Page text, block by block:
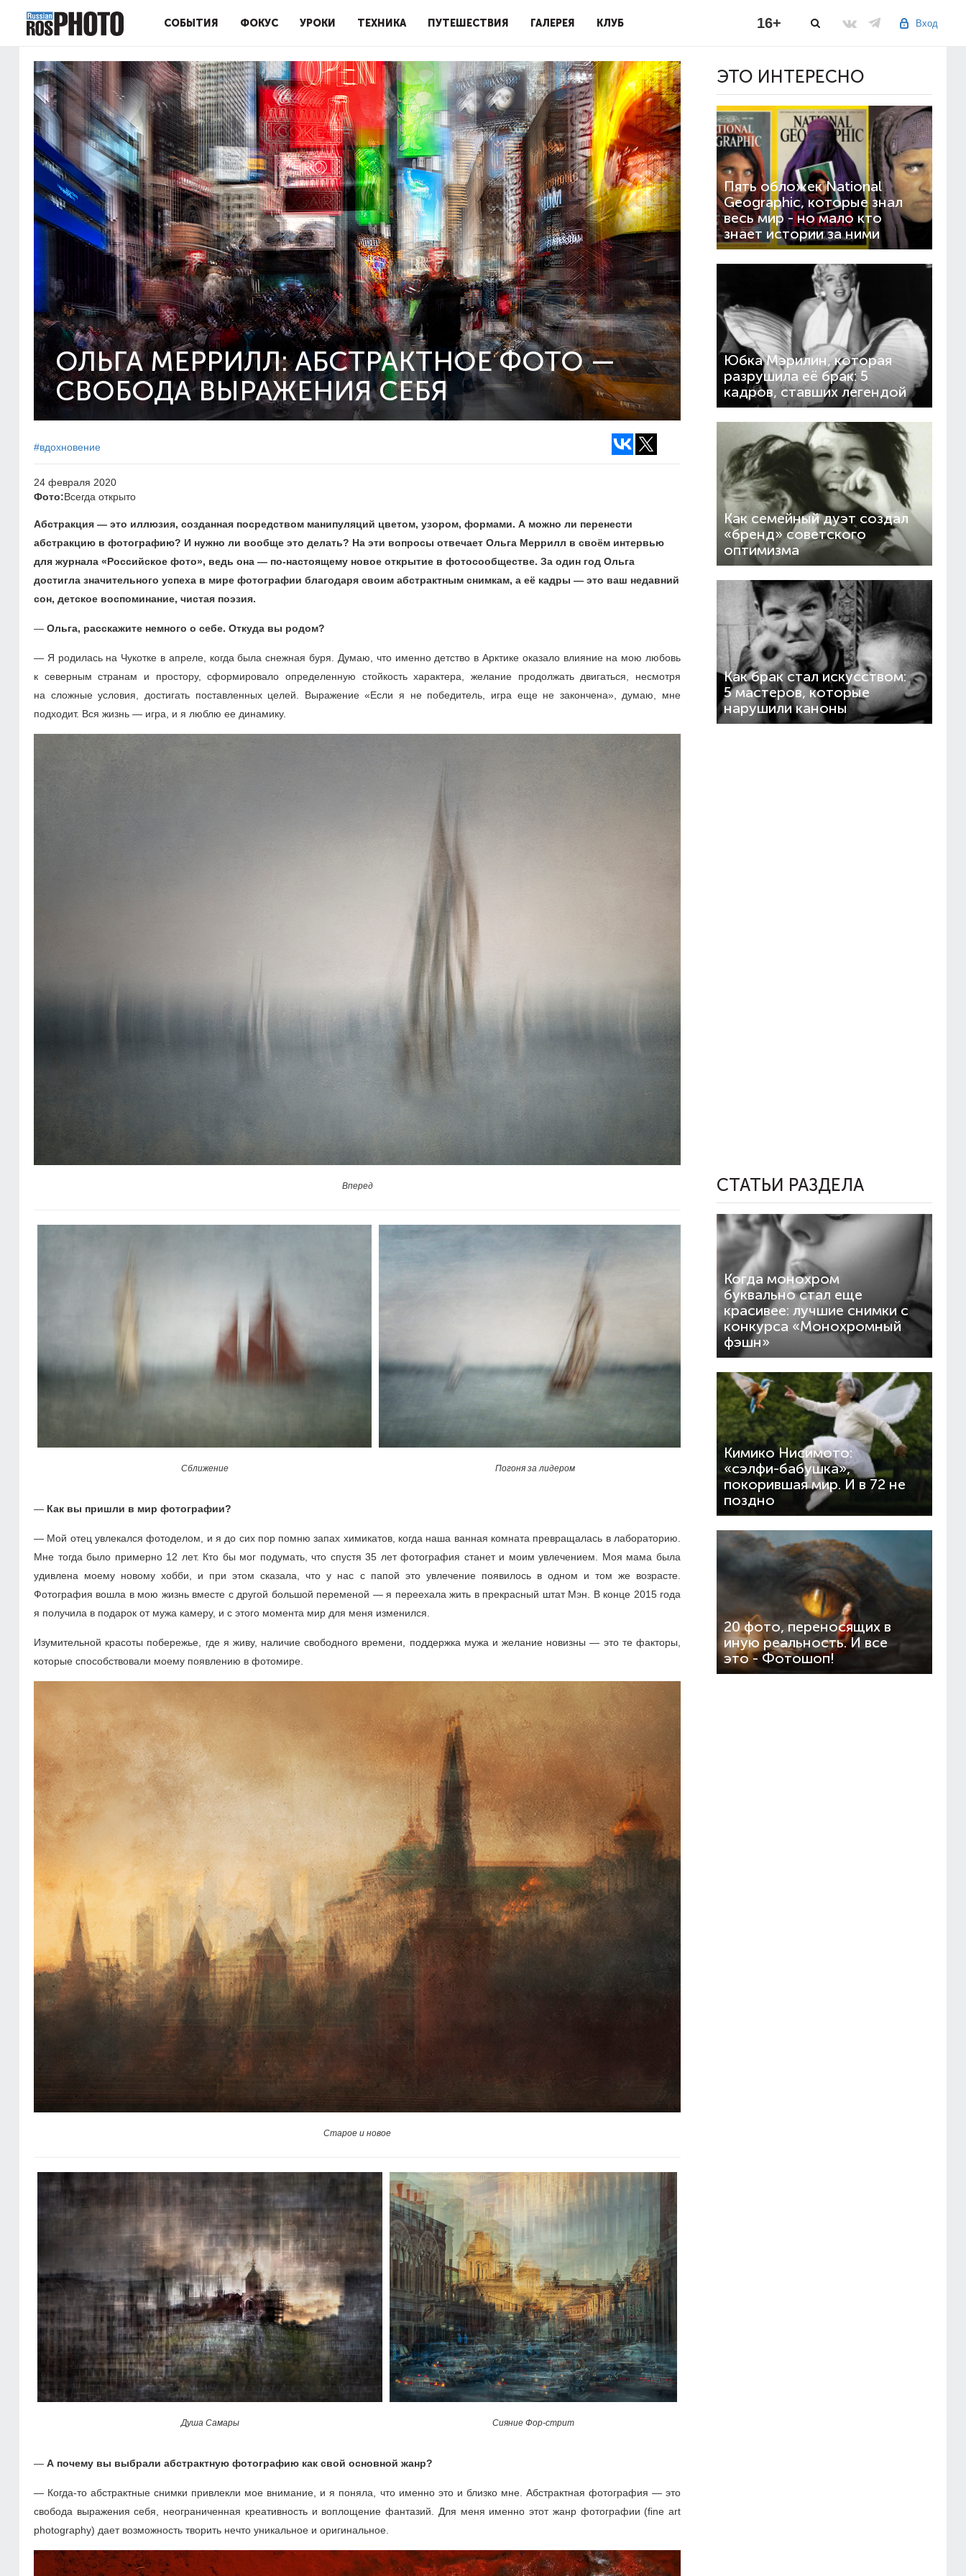
СОБЫТИЯ ФОКУС УРОКИ ТЕХНИКА ПУТЕШЕСТВИЯ ГАЛЕРЕЯ КЛУБ Вход
16+
ОЛЬГА МЕРРИЛЛ: АБСТРАКТНОЕ ФОТО —
СВОБОДА ВЫРАЖЕНИЯ СЕБЯ
#вдохновение
24 февраля 2020
Фото:Всегда открыто
Абстракция — это иллюзия, созданная посредством манипуляций цветом, узором, формами. А можно ли перенести
абстракцию в фотографию? И нужно ли вообще это делать? На эти вопросы отвечает Ольга Меррилл в своём интервью
для журнала «Российское фото», ведь она — по-настоящему новое открытие в фотосообществе. За один год Ольга
достигла значительного успеха в мире фотографии благодаря своим абстрактным снимкам, а её кадры — это ваш недавний
сон, детское воспоминание, чистая поэзия.
— Ольга, расскажите немного о себе. Откуда вы родом?
— Я родилась на Чукотке в апреле, когда была снежная буря. Думаю, что именно детство в Арктике оказало влияние на мою любовь
к северным странам и простору, сформировало определенную стойкость характера, желание продолжать двигаться, несмотря
на сложные условия, достигать поставленных целей. Выражение «Если я не победитель, игра еще не закончена», думаю, мне
подходит. Вся жизнь — игра, и я люблю ее динамику.
Вперед
Сближение Погоня за лидером
— Как вы пришли в мир фотографии?
— Мой отец увлекался фотоделом, и я до сих пор помню запах химикатов, когда наша ванная комната превращалась в лабораторию.
Мне тогда было примерно 12 лет. Кто бы мог подумать, что спустя 35 лет фотография станет и моим увлечением. Моя мама была
удивлена моему новому хобби, и при этом сказала, что у нас с папой это увлечение появилось в одном и том же возрасте.
Фотография вошла в мою жизнь вместе с другой большой переменой — я переехала жить в прекрасный штат Мэн. В конце 2015 года
я получила в подарок от мужа камеру, и с этого момента мир для меня изменился.
Изумительной красоты побережье, где я живу, наличие свободного времени, поддержка мужа и желание новизны — это те факторы,
которые способствовали моему появлению в фотомире.
Старое и новое
Душа Самары Сияние Фор-стрит
— А почему вы выбрали абстрактную фотографию как свой основной жанр?
— Когда-то абстрактные снимки привлекли мое внимание, и я поняла, что именно это и близко мне. Абстрактная фотография — это
свобода выражения себя, неограниченная креативность и воплощение фантазий. Для меня именно этот жанр фотографии (fine art
photography) дает возможность творить нечто уникальное и оригинальное.
ЭТО ИНТЕРЕСНО
Пять обложек National
Geographic, которые знал
весь мир - но мало кто
знает истории за ними
Юбка Мэрилин, которая
разрушила её брак: 5
кадров, ставших легендой
Как семейный дуэт создал
«бренд» советского
оптимизма
Как брак стал искусством:
5 мастеров, которые
нарушили каноны
СТАТЬИ РАЗДЕЛА
Когда монохром
буквально стал еще
красивее: лучшие снимки с
конкурса «Монохромный
фэшн»
Кимико Нисимото:
«сэлфи-бабушка»,
покорившая мир. И в 72 не
поздно
20 фото, переносящих в
иную реальность. И все
это - Фотошоп!